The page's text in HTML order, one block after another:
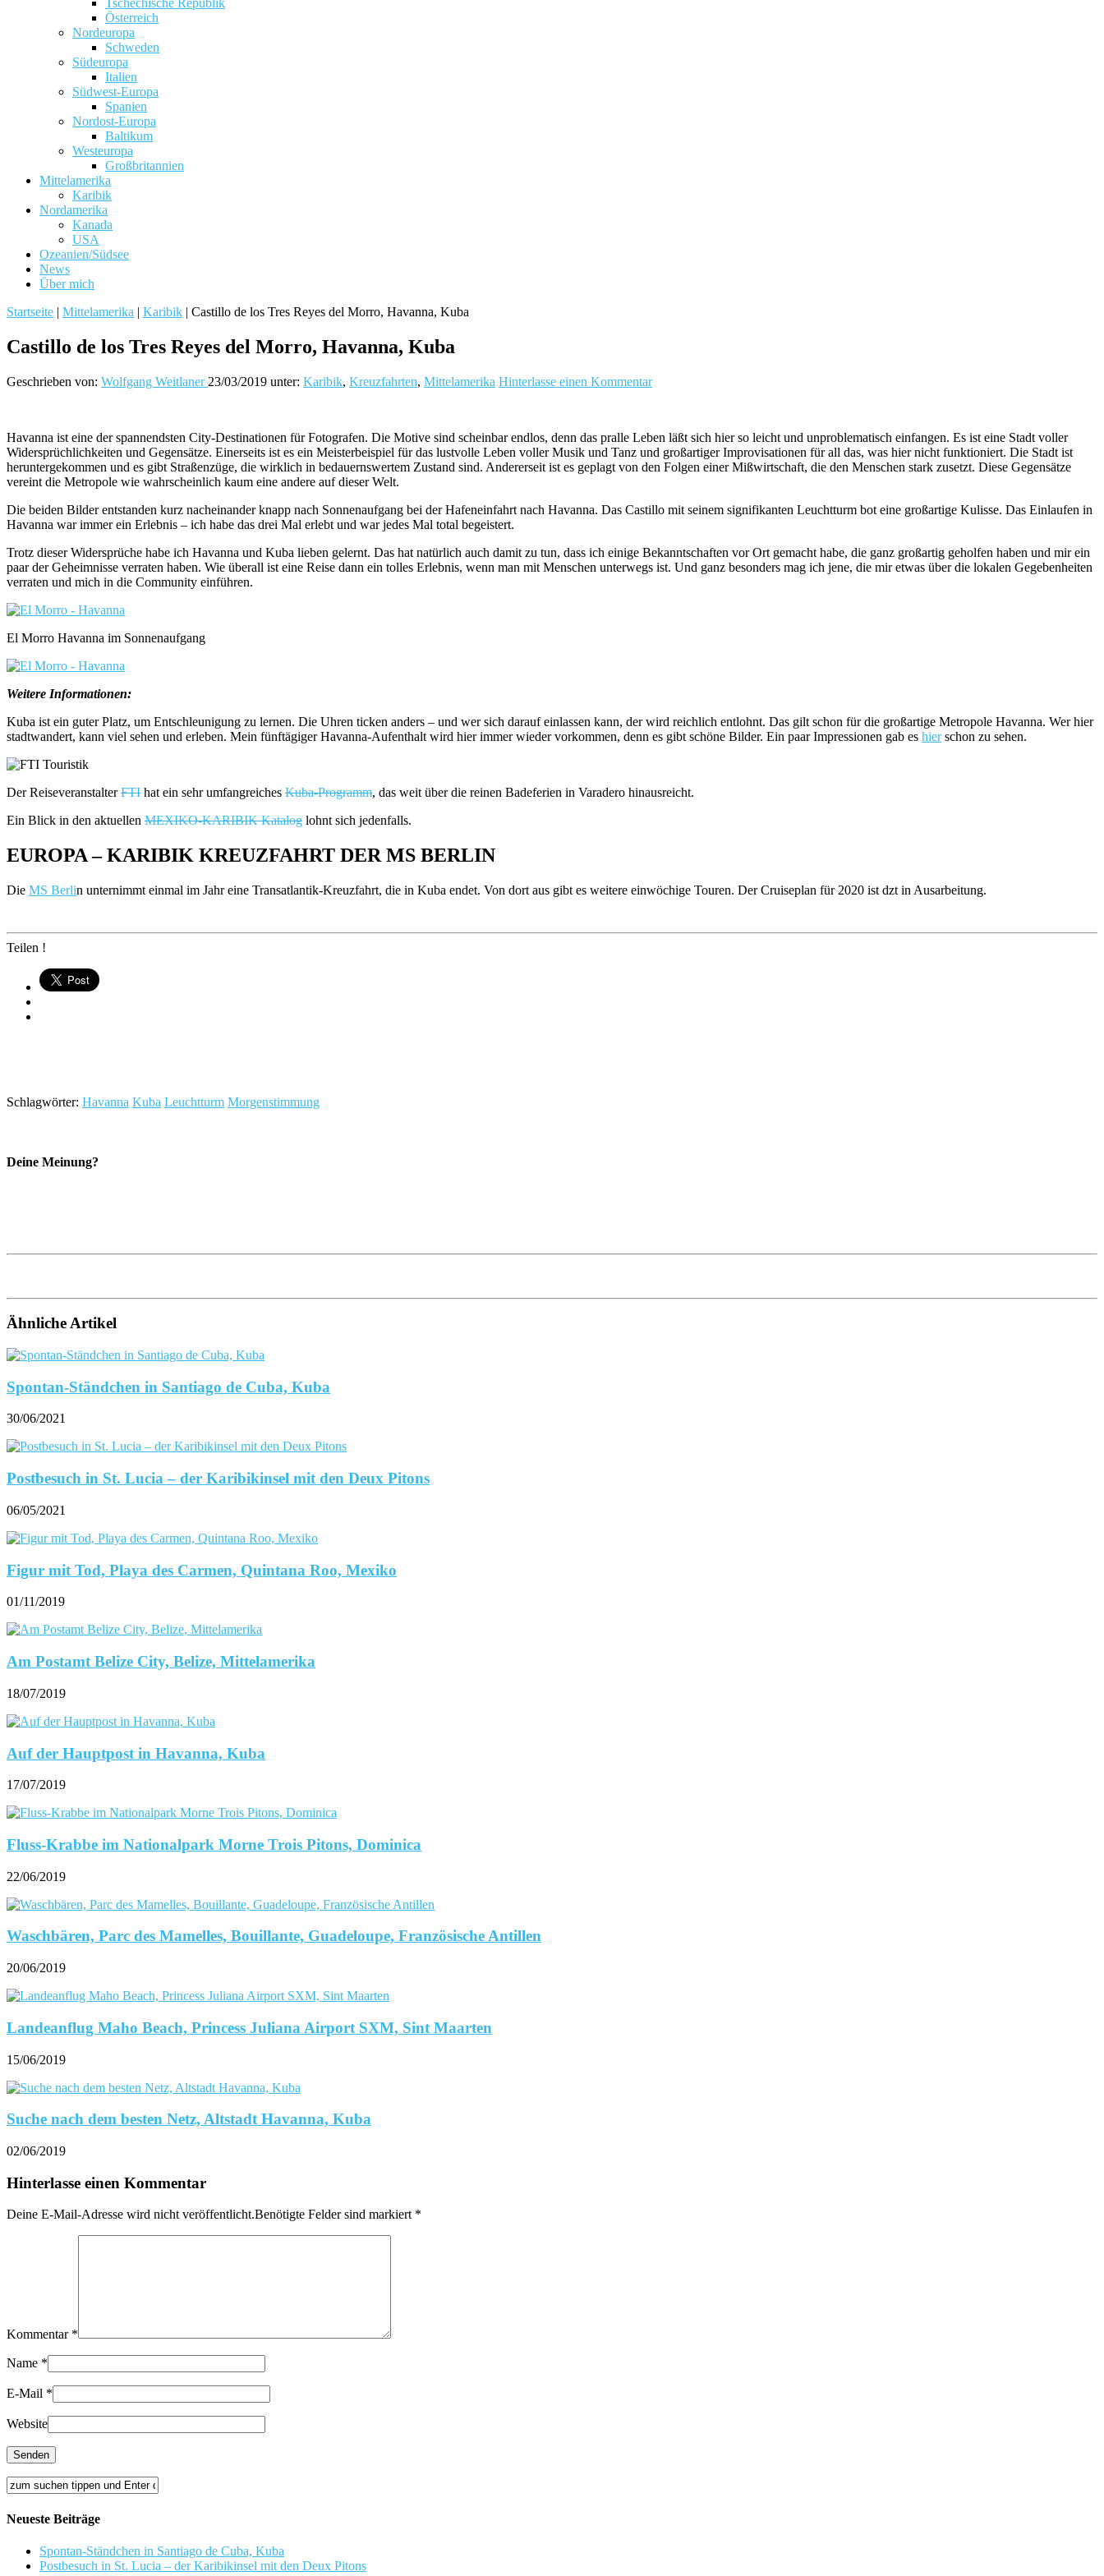
Tschechische Republik
Österreich
Nordeuropa
Schweden
Südeuropa
Italien
Südwest-Europa
Spanien
Nordost-Europa
Baltikum
Westeuropa
Großbritannien
Mittelamerika
Karibik
Nordamerika
Kanada
USA
Ozeanien/Südsee
News
Über mich
Startseite | Mittelamerika | Karibik | Castillo de los Tres Reyes del Morro, Havanna, Kuba
Castillo de los Tres Reyes del Morro, Havanna, Kuba
Geschrieben von: Wolfgang Weitlaner 23/03/2019 unter: Karibik, Kreuzfahrten, Mittelamerika Hinterlasse einen Kommentar
Havanna ist eine der spannendsten City-Destinationen für Fotografen. Die Motive sind scheinbar endlos, denn das pralle Leben läßt sich hier so leicht und unproblematisch einfangen. Es ist eine Stadt voller
Widersprüchlichkeiten und Gegensätze. Einerseits ist es ein Meisterbeispiel für das lustvolle Leben voller Musik und Tanz und großartiger Improvisationen für all das, was hier nicht funktioniert. Die Stadt ist
heruntergekommen und es gibt Straßenzüge, die wirklich in bedauernswertem Zustand sind. Andererseit ist es geplagt von den Folgen einer Mißwirtschaft, die den Menschen stark zusetzt. Diese Gegensätze
vereint die Metropole wie wahrscheinlich kaum eine andere auf dieser Welt.
Die beiden Bilder entstanden kurz nacheinander knapp nach Sonnenaufgang bei der Hafeneinfahrt nach Havanna. Das Castillo mit seinem signifikanten Leuchtturm bot eine großartige Kulisse. Das Einlaufen in
Havanna war immer ein Erlebnis – ich habe das drei Mal erlebt und war jedes Mal total begeistert.
Trotz dieser Widersprüche habe ich Havanna und Kuba lieben gelernt. Das hat natürlich auch damit zu tun, dass ich einige Bekanntschaften vor Ort gemacht habe, die ganz großartig geholfen haben und mir ein
paar der Geheimnisse verraten haben. Wie überall ist eine Reise dann ein tolles Erlebnis, wenn man mit Menschen unterwegs ist. Und ganz besonders mag ich jene, die mir etwas über die lokalen Gegebenheiten
verraten und mich in die Community einführen.
El Morro Havanna im Sonnenaufgang
Weitere Informationen:
Kuba ist ein guter Platz, um Entschleunigung zu lernen. Die Uhren ticken anders – und wer sich darauf einlassen kann, der wird reichlich entlohnt. Das gilt schon für die großartige Metropole Havanna. Wer hier
stadtwandert, kann viel sehen und erleben. Mein fünftägiger Havanna-Aufenthalt wird hier immer wieder vorkommen, denn es gibt schöne Bilder. Ein paar Impressionen gab es hierschon zu sehen.
Der ReiseveranstalterFTI hat ein sehr umfangreiches Kuba-Programm, das weit über die reinen Badeferien in Varadero hinausreicht.
Ein Blick in den aktuellen MEXIKO-KARIBIK Katalog lohnt sich jedenfalls.
EUROPA – KARIBIK KREUZFAHRT DER MS BERLIN
Die MS Berlin unternimmt einmal im Jahr eine Transatlantik-Kreuzfahrt, die in Kuba endet. Von dort aus gibt es weitere einwöchige Touren. Der Cruiseplan für 2020 ist dzt in Ausarbeitung.
Teilen !
Schlagwörter: Havanna Kuba Leuchtturm Morgenstimmung
Deine Meinung?
Ähnliche Artikel
Spontan-Ständchen in Santiago de Cuba, Kuba
30/06/2021
Postbesuch in St. Lucia – der Karibikinsel mit den Deux Pitons
06/05/2021
Figur mit Tod, Playa des Carmen, Quintana Roo, Mexiko
01/11/2019
Am Postamt Belize City, Belize, Mittelamerika
18/07/2019
Auf der Hauptpost in Havanna, Kuba
17/07/2019
Fluss-Krabbe im Nationalpark Morne Trois Pitons, Dominica
22/06/2019
Waschbären, Parc des Mamelles, Bouillante, Guadeloupe, Französische Antillen
20/06/2019
Landeanflug Maho Beach, Princess Juliana Airport SXM, Sint Maarten
15/06/2019
Suche nach dem besten Netz, Altstadt Havanna, Kuba
02/06/2019
Hinterlasse einen Kommentar
Deine E-Mail-Adresse wird nicht veröffentlicht.Benötigte Felder sind markiert *
Kommentar *
Name *
E-Mail *
Website
Neueste Beiträge
Spontan-Ständchen in Santiago de Cuba, Kuba
Postbesuch in St. Lucia – der Karibikinsel mit den Deux Pitons